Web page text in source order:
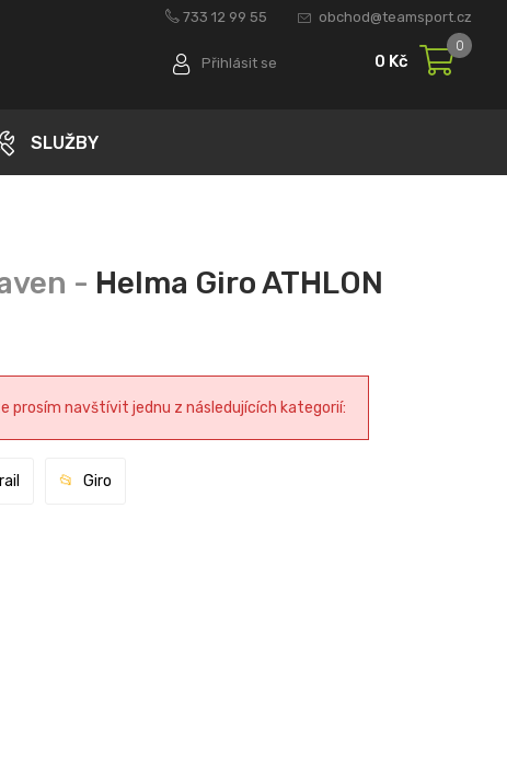
733 12 99 55 obchod@teamsport.cz
Přihlásit se 0 Kč
0
SLUŽBY
Helma Giro ATHLON
prosím navštívit jednu z následujících kategorií:
Giro